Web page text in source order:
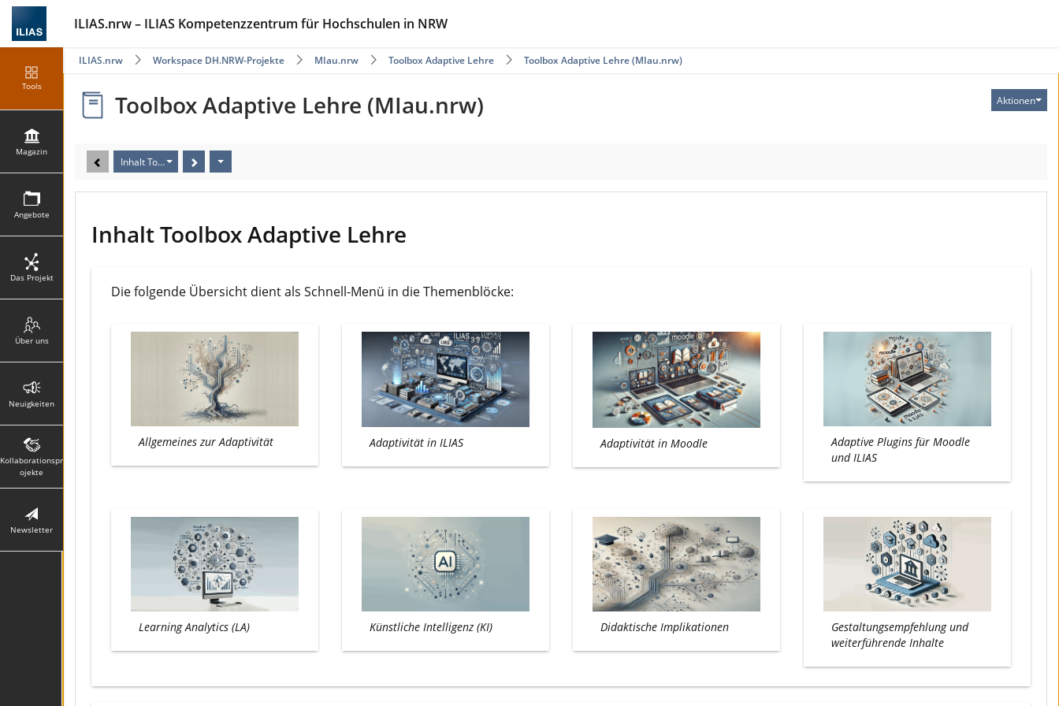
ILIAS.nrw – ILIAS Kompetenzzentrum für Hochschulen in NRW
Tools
Magazin
Angebote
Das Projekt
Über uns
Neuigkeiten
Kollaborationspr
ojekte
Newsletter
ILIAS.nrw Workspace DH.NRW-Projekte MIau.nrw Toolbox Adaptive Lehre Toolbox Adaptive Lehre (MIau.nrw)
Aktionen
Toolbox Adaptive Lehre (MIau.nrw)
Inhalt Toolbox Adaptive Lehre
Inhalt Toolbox Adaptive Lehre
Die folgende Übersicht dient als Schnell-Menü in die Themenblöcke:
Allgemeines zur Adaptivität Adaptivität in ILIAS Adaptivität in Moodle
Adaptive Plugins für Moodle
und ILIAS
Learning Analytics (LA) Künstliche Intelligenz (KI) Didaktische Implikationen
Gestaltungsempfehlung und
weiterführende Inhalte